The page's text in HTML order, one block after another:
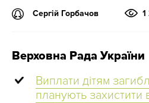
Сергій Горбачов 1
Верховна Рада України
Виплати дітям
планують захистити